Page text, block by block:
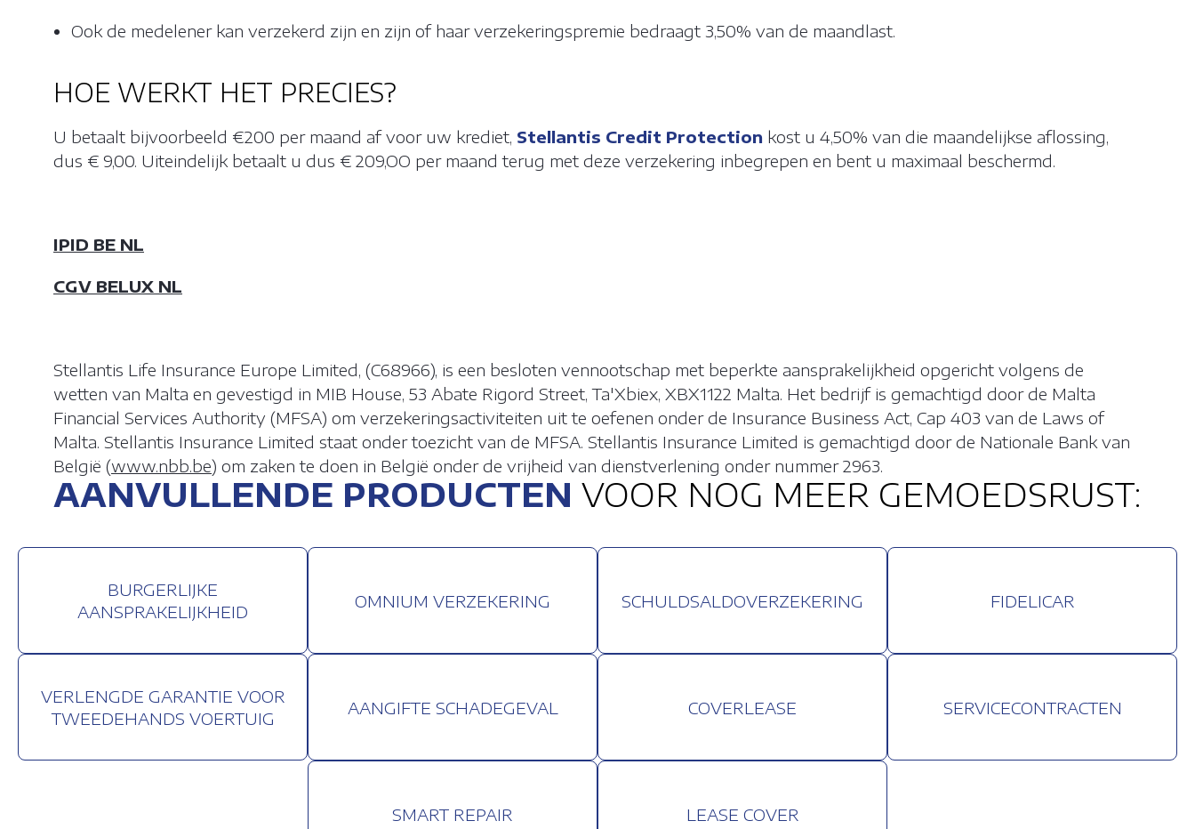
mobiele apparaat. Meer info
FUNCTIONELE COOKIES
Matomo Tag Manager
ANALYTISCHE COOKIES
Ook de medelener kan verzekerd zijn en zijn of haar verzekeringspremie bedraagt ​​3,50% van de maandlast.
HOE WERKT HET PRECIES?
U betaalt bijvoorbeeld €200 per maand af voor uw krediet, Stellantis Credit Protection kost u 4,50% van die maandelijkse aflossing,
dus € 9,00. Uiteindelijk betaalt u dus € 209,OO per maand terug met deze verzekering inbegrepen en bent u maximaal beschermd.
IPID BE NL
CGV BELUX NL
Stellantis Life Insurance Europe Limited, (C68966), is een besloten vennootschap met beperkte aansprakelijkheid opgericht volgens de
wetten van Malta en gevestigd in MIB House, 53 Abate Rigord Street, Ta'Xbiex, XBX1122 Malta. Het bedrijf is gemachtigd door de Malta
Financial Services Authority (MFSA) om verzekeringsactiviteiten uit te oefenen onder de Insurance Business Act, Cap 403 van de Laws of
Malta. Stellantis Insurance Limited staat onder toezicht van de MFSA. Stellantis Insurance Limited is gemachtigd door de Nationale Bank van
België (www.nbb.be) om zaken te doen in België onder de vrijheid van dienstverlening onder nummer 2963.
AANVULLENDE PRODUCTEN VOOR NOG MEER GEMOEDSRUST:
BURGERLIJKE
AANSPRAKELIJKHEID
OMNIUM VERZEKERING SCHULDSALDOVERZEKERING FIDELICAR
VERLENGDE GARANTIE VOOR
TWEEDEHANDS VOERTUIG
AANGIFTE SCHADEGEVAL COVERLEASE SERVICECONTRACTEN
SMART REPAIR LEASE COVER